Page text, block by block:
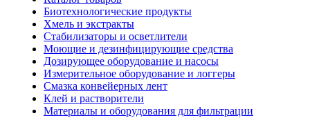
Биотехнологические продукты
Хмель и экстракты
Cтабилизаторы и осветлители
Моющие и дезинфицирующие средства
Дозирующее оборудование и насосы
Измерительное оборудование и логгеры
Cмазка конвейерных лент
Клей и растворители
Материалы и оборудования для фильтрации